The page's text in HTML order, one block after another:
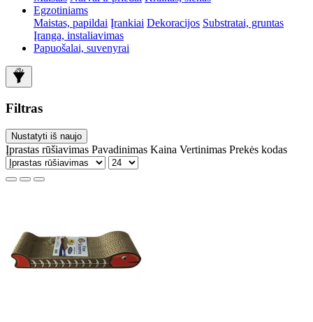
Egzotiniams
Maistas, papildai Įrankiai Dekoracijos Substratai, gruntas
Įranga, instaliavimas
Papuošalai, suvenyrai
Filtras
Nustatyti iš naujo
Įprastas rūšiavimas Pavadinimas Kaina Vertinimas Prekės kodas